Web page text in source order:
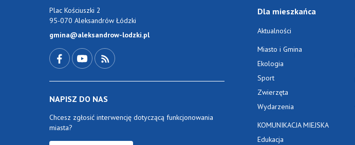
Plac Kościuszki 2
95-070 Aleksandrów Łódzki
gmina@aleksandrow-lodzki.pl
NAPISZ DO NAS
Chcesz zgłosić interwencję dotyczącą funkcjonowania
miasta?
Dla mieszkańca
Aktualności
Miasto i Gmina
Ekologia
Sport
Zwierzęta
Wydarzenia
KOMUNIKACJA MIEJSKA
Edukacja